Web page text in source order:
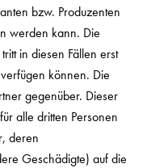
bzw. Produzenten
werden kann. Die
in diesen Fällen erst
können. Die
gegenüber. Dieser
alle dritten Personen
deren
Geschädigte) auf die